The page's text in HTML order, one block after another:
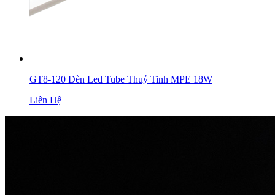
GT8-120 Đèn Led Tube Thuỷ Tinh MPE 18W
Liên Hệ